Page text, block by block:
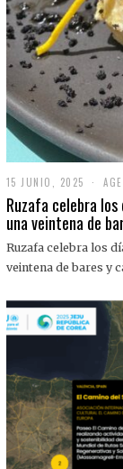
15 JUNIO, 2025
J
U
I
O
0
2
5
Ruzafa celebra
una veintena de
Ruzafa celebra los
veintena de bares y